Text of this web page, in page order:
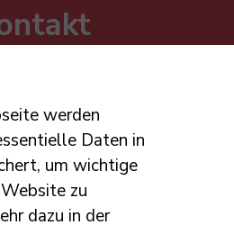
Cookies und
werden
Daten in
um wichtige
zu
dazu in der
02643 809-0
E-Mail schreiben
und 14:00 – 16:00 Uhr